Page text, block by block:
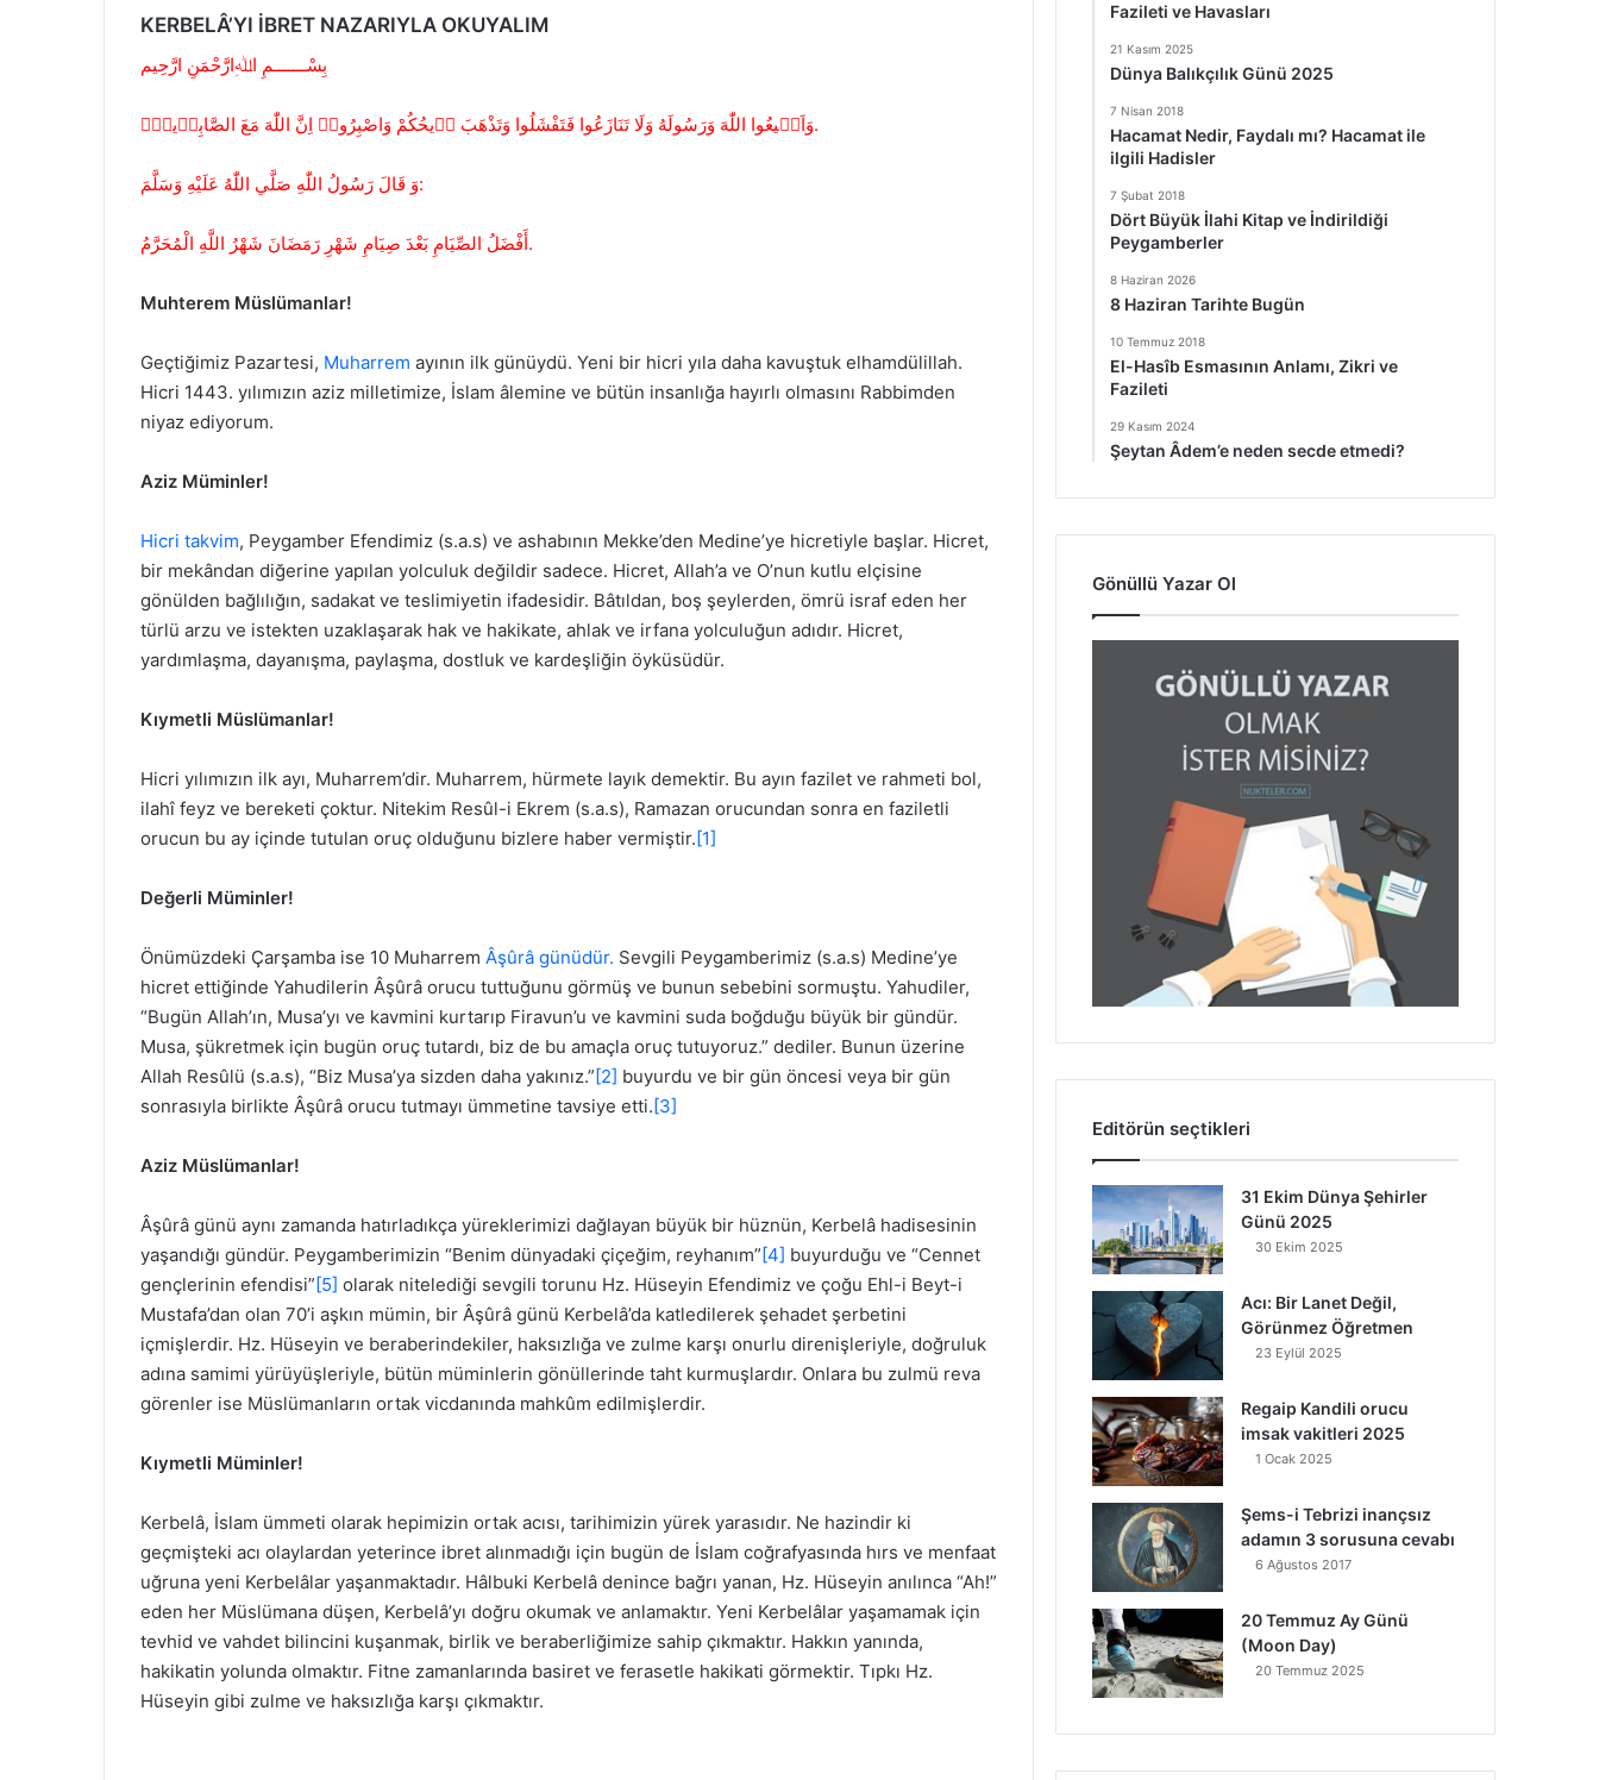
KERBELÂ’YI İBRET NAZARIYLA OKUYALIM
بِسْـــــــمِ اﷲِارَّحْمَنِ ارَّحِيم
وَاَط۪يعُوا اللّٰهَ وَرَسُولَهُ وَلَا تَنَازَعُوا فَتَفْشَلُوا وَتَذْهَبَ ر۪يحُكُمْ وَاصْبِرُواۜ اِنَّ اللّٰهَ مَعَ الصَّابِر۪ينَۚ.
وَ قَالَ رَسُولُ اللّٰهِ صَلَّي اللّٰهُ عَلَيْهِ وَسَلَّمَ:
أَفْضَلُ الصِّيَامِ بَعْدَ صِيَامِ شَهْرِ رَمَضَانَ شَهْرُ اللَّهِ الْمُحَرَّمُ.
Muhterem Müslümanlar!
Geçtiğimiz Pazartesi, Muharrem ayının ilk günüydü. Yeni bir hicri yıla daha kavuştuk elhamdülillah.
Hicri 1443. yılımızın aziz milletimize, İslam âlemine ve bütün insanlığa hayırlı olmasını Rabbimden
niyaz ediyorum.
Aziz Müminler!
Hicri takvim, Peygamber Efendimiz (s.a.s) ve ashabının Mekke’den Medine’ye hicretiyle başlar. Hicret,
bir mekândan diğerine yapılan yolculuk değildir sadece. Hicret, Allah’a ve O’nun kutlu elçisine
gönülden bağlılığın, sadakat ve teslimiyetin ifadesidir. Bâtıldan, boş şeylerden, ömrü israf eden her
türlü arzu ve istekten uzaklaşarak hak ve hakikate, ahlak ve irfana yolculuğun adıdır. Hicret,
yardımlaşma, dayanışma, paylaşma, dostluk ve kardeşliğin öyküsüdür.
Kıymetli Müslümanlar!
Hicri yılımızın ilk ayı, Muharrem’dir. Muharrem, hürmete layık demektir. Bu ayın fazilet ve rahmeti bol,
ilahî feyz ve bereketi çoktur. Nitekim Resûl-i Ekrem (s.a.s), Ramazan orucundan sonra en faziletli
orucun bu ay içinde tutulan oruç olduğunu bizlere haber vermiştir.[1]
Değerli Müminler!
Önümüzdeki Çarşamba ise 10 Muharrem Âşûrâ günüdür. Sevgili Peygamberimiz (s.a.s) Medine’ye
hicret ettiğinde Yahudilerin Âşûrâ orucu tuttuğunu görmüş ve bunun sebebini sormuştu. Yahudiler,
“Bugün Allah’ın, Musa’yı ve kavmini kurtarıp Firavun’u ve kavmini suda boğduğu büyük bir gündür.
Musa, şükretmek için bugün oruç tutardı, biz de bu amaçla oruç tutuyoruz.” dediler. Bunun üzerine
Allah Resûlü (s.a.s), “Biz Musa’ya sizden daha yakınız.”[2] buyurdu ve bir gün öncesi veya bir gün
sonrasıyla birlikte Âşûrâ orucu tutmayı ümmetine tavsiye etti.[3]
Aziz Müslümanlar!
Âşûrâ günü aynı zamanda hatırladıkça yüreklerimizi dağlayan büyük bir hüznün, Kerbelâ hadisesinin
yaşandığı gündür. Peygamberimizin “Benim dünyadaki çiçeğim, reyhanım”[4] buyurduğu ve “Cennet
gençlerinin efendisi”[5] olarak nitelediği sevgili torunu Hz. Hüseyin Efendimiz ve çoğu Ehl-i Beyt-i
Mustafa’dan olan 70’i aşkın mümin, bir Âşûrâ günü Kerbelâ’da katledilerek şehadet şerbetini
içmişlerdir. Hz. Hüseyin ve beraberindekiler, haksızlığa ve zulme karşı onurlu direnişleriyle, doğruluk
adına samimi yürüyüşleriyle, bütün müminlerin gönüllerinde taht kurmuşlardır. Onlara bu zulmü reva
görenler ise Müslümanların ortak vicdanında mahkûm edilmişlerdir.
Kıymetli Müminler!
Kerbelâ, İslam ümmeti olarak hepimizin ortak acısı, tarihimizin yürek yarasıdır. Ne hazindir ki
geçmişteki acı olaylardan yeterince ibret alınmadığı için bugün de İslam coğrafyasında hırs ve menfaat
uğruna yeni Kerbelâlar yaşanmaktadır. Hâlbuki Kerbelâ denince bağrı yanan, Hz. Hüseyin anılınca “Ah!”
eden her Müslümana düşen, Kerbelâ’yı doğru okumak ve anlamaktır. Yeni Kerbelâlar yaşamamak için
tevhid ve vahdet bilincini kuşanmak, birlik ve beraberliğimize sahip çıkmaktır. Hakkın yanında,
hakikatin yolunda olmaktır. Fitne zamanlarında basiret ve ferasetle hakikati görmektir. Tıpkı Hz.
Hüseyin gibi zulme ve haksızlığa karşı çıkmaktır.
Fazileti ve Havasları
21 Kasım 2025
Dünya Balıkçılık Günü 2025
7 Nisan 2018
Hacamat Nedir, Faydalı mı? Hacamat ile
ilgili Hadisler
7 Şubat 2018
Dört Büyük İlahi Kitap ve İndirildiği
Peygamberler
8 Haziran 2026
8 Haziran Tarihte Bugün
10 Temmuz 2018
El-Hasîb Esmasının Anlamı, Zikri ve
Fazileti
29 Kasım 2024
Şeytan Âdem’e neden secde etmedi?
Gönüllü Yazar Ol
Editörün seçtikleri
31 Ekim Dünya Şehirler
Günü 2025
30 Ekim 2025
Acı: Bir Lanet Değil,
Görünmez Öğretmen
23 Eylül 2025
Regaip Kandili orucu
imsak vakitleri 2025
1 Ocak 2025
Şems-i Tebrizi inançsız
adamın 3 sorusuna cevabı
6 Ağustos 2017
20 Temmuz Ay Günü
(Moon Day)
20 Temmuz 2025